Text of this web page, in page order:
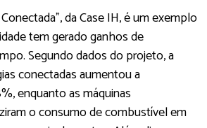
da Case IH, é um exemplo
tem gerado ganhos de
Segundo dados do projeto, a
conectadas aumentou a
enquanto as máquinas
o consumo de combustível em